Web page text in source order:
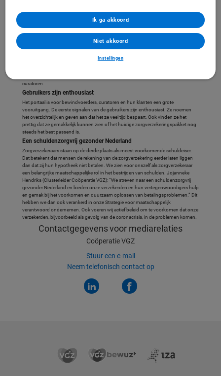
deel van) de Mijn Omgeving van deze klanten. Hier kunnen zij bijvoorbeeld direct
een betalingsregeling afsluiten. Ook kunnen zij vanaf nu zelf online:
- betalingsgegevens inzien en wijzigen;
aan- en afmelden van bewindvoering, maar ook aan een signaleringsfunctie die
curatoren.
Gebruikers zijn enthousiast
Het portaal is voor bewindvoerders, curatoren en hun klanten een grote
vooruitgang. De eerste signalen van de gebruikers zijn enthousiast. Ze noemen
het overzichtelijk en geven aan dat het ze veel tijd bespaart. Ook vinden ze het
prettig dat ze gemakkelijk kunnen zien of het huidige zorgverzekeringspakket nog
steeds het best passend is.
Een schuldenzorgvrij gezonder Nederland
Zorgverzekeraars staan op de derde plaats als meest voorkomende schuldeiser.
Dat betekent dat mensen de rekening van de zorgverzekering eerder laten liggen
dan dat zij hun hypotheek niet betalen. We zien voor onszelf als zorgverzekeraar
een belangrijke maatschappelijke rol in het bestrijden van schulden. Jojanneke
Hendriks (Clusterleider Coöperatie VGZ): “We streven naar een schuldenzorgvrij
gezonder Nederland en bieden onze verzekerden en hun vertegenwoordigers hulp
en gemak bij het voorkomen en duurzaam oplossen van betalingsproblemen.” Dit
hebben we dan ook verankerd in onze Strategie voor maatschappelijk
verantwoord ondernemen. Ook voeren wij actief beleid om te voorkomen dat onze
verzekerden, bijvoorbeeld als gevolg van de coronacrisis, in de problemen komen.
Contactgegevensvoor mediarelaties
Coöperatie VGZ
Stuur een e-mail
Neem telefonisch contact op
Instellingen
Niet akkoord
Ik ga akkoord